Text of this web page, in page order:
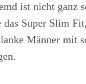
ist nicht ganz
das Super Slim
Männer mit